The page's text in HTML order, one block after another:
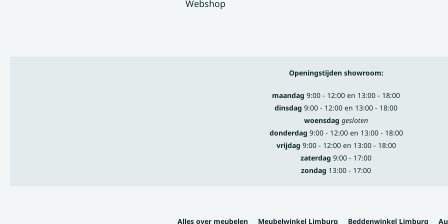
Webshop
Openingstijden showroom:
maandag 9:00 - 12:00 en 13:00 - 18:00
dinsdag 9:00 - 12:00 en 13:00 - 18:00
woensdag gesloten
donderdag 9:00 - 12:00 en 13:00 - 18:00
vrijdag 9:00 - 12:00 en 13:00 - 18:00
zaterdag 9:00 - 17:00
zondag 13:00 - 17:00
Alles over meubelen Meubelwinkel Limburg Beddenwinkel Limburg